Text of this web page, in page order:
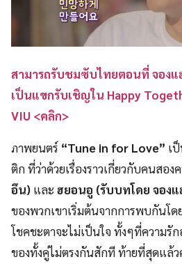
สามารถรับชมซับไทยตอนที่ จองแ
เป็นแขกรับเชิญใน Happy
VIU <คลิก>
ภาพยนตร์ “Tune in for Love” เ
ติก ที่ว่าด้วยเรื่องราวเกี่ยวกับคนสอง
อึน) และ ฮยอนอู (รับบทโดย จอง
ของพวกเขาเริ่มต้นจากการพบกันโ
โชคชะตาจะไม่เป็นใจ ทั้งๆที่ความรั
ของทั้งคู่ไม่ตรงกันสักที ท้ายที่สุดแล้